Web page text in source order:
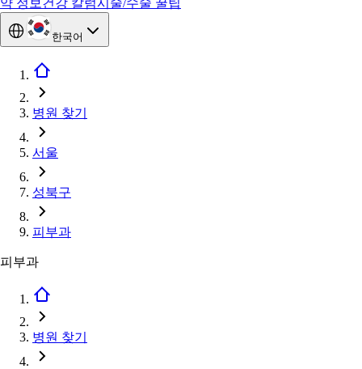
약 정보 건강 칼럼시술/수술 꿀팁
한국어
병원 찾기
서울
성북구
피부과
피부과
병원 찾기